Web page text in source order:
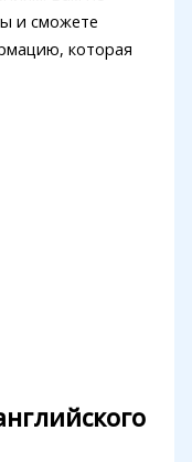
и сможете
которая